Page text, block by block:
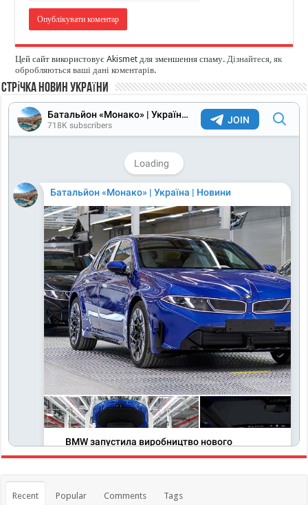
Цей сайт використовує Akismet для зменшення спаму.Дізнайтеся, як
обробляються ваші дані коментарів.
Стрічка новин України
Recent Popular Comments Tags